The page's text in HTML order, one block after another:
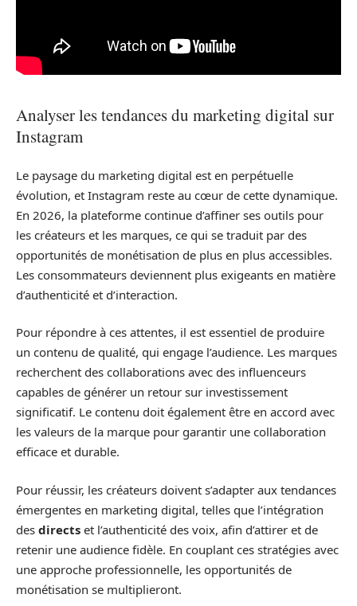
Analyser les tendances du marketing digital sur
Instagram
Le paysage du marketing digital est en perpétuelle
évolution, et Instagram reste au cœur de cette dynamique.
En 2026, la plateforme continue d’affiner ses outils pour
les créateurs et les marques, ce qui se traduit par des
opportunités de monétisation de plus en plus accessibles.
Les consommateurs deviennent plus exigeants en matière
d’authenticité et d’interaction.
Pour répondre à ces attentes, il est essentiel de produire
un contenu de qualité, qui engage l’audience. Les marques
recherchent des collaborations avec des influenceurs
capables de générer un retour sur investissement
significatif. Le contenu doit également être en accord avec
les valeurs de la marque pour garantir une collaboration
efficace et durable.
Pour réussir, les créateurs doivent s’adapter aux tendances
émergentes en marketing digital, telles que l’intégration
des directs et l’authenticité des voix, afin d’attirer et de
retenir une audience fidèle. En couplant ces stratégies avec
une approche professionnelle, les opportunités de
monétisation se multiplieront.